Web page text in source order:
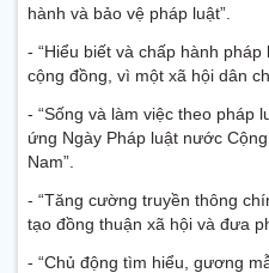
hành và bảo vệ pháp luật”.
- “Hiểu biết và chấp hành
cộng đồng, vì một xã hội dân
- “Sống và làm việc theo pháp
ứng Ngày Pháp luật nước
Nam”.
- “Tăng cường truyền thông
tạo đồng thuận xã hội và đưa
- “Chủ động tìm hiểu, gương